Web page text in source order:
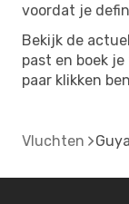
voordat je
Bekijk de
past en boek
paar klikken
Vluchten